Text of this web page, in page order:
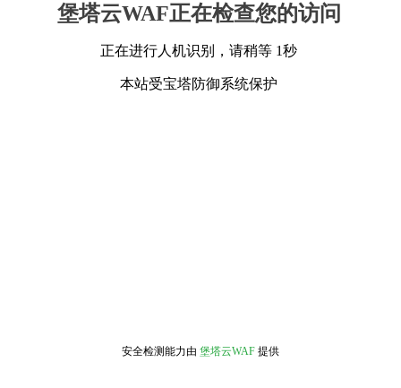
堡塔云WAF正在检查您的访问
正在进行人机识别，请稍等 1秒
本站受宝塔防御系统保护
安全检测能力由 堡塔云WAF 提供